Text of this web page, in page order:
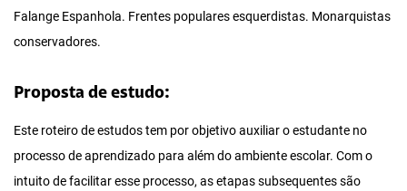
Falange Espanhola. Frentes populares esquerdistas. Monarquistas
conservadores.
Proposta de estudo:
Este roteiro de estudos tem por objetivo auxiliar o estudante no
processo de aprendizado para além do ambiente escolar. Com o
intuito de facilitar esse processo, as etapas subsequentes são